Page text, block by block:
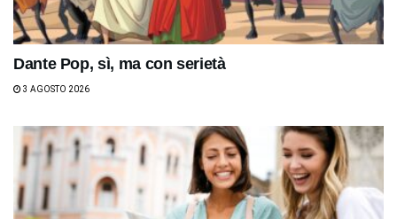
Dante Pop, sì, ma con serietà
3 AGOSTO 2026